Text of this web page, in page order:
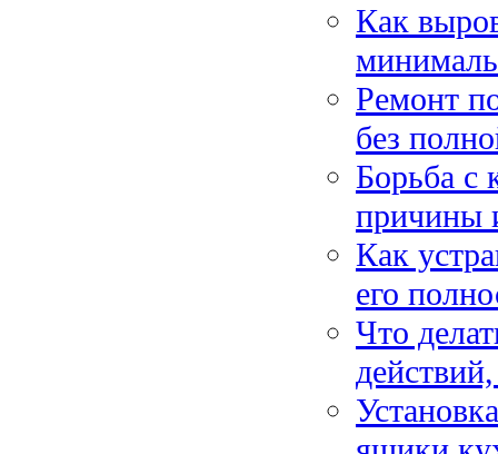
Как
Ремонт
без
Борьба с
причины
Как
его
Что